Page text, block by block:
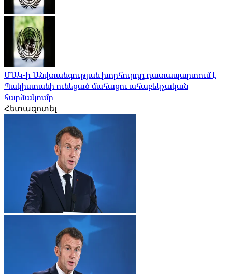
ՄԱԿ-ի Անվտանգության խորհուրդը դատապարտում է
Պակիստանի ունեցած մահացու ահաբեկչական
հարձակումը
Հետազոտել